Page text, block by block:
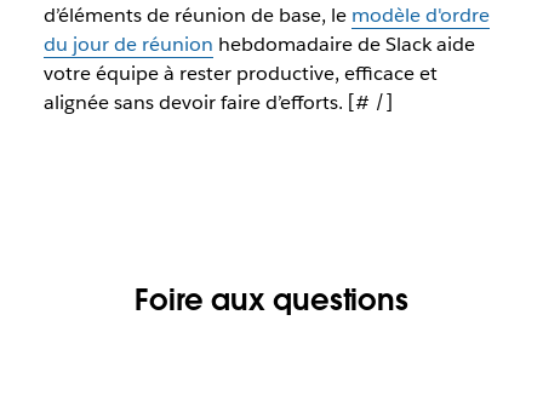
d’éléments de réunion de base, le modèle d'ordre
du jour de réunion hebdomadaire de Slack aide
votre équipe à rester productive, efficace et
alignée sans devoir faire d’efforts. [# /]
Foire aux questions